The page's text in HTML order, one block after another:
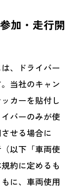
加・走行開
、ドライバー
当社のキャン
カーを貼付し
バーのみが使
せる場合に
以下「車両使
約に定めるも
に、車両使用